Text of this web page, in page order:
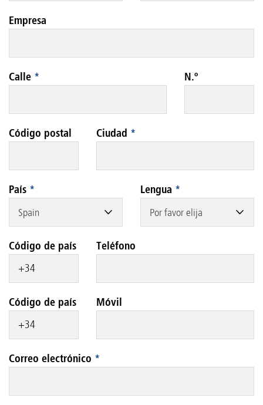
Empresa
Calle * N.º
Código postal Ciudad *
País *
Spain
Lengua *
Por favor elija
Código de país Teléfono
Código de país Móvil
Correo electrónico *